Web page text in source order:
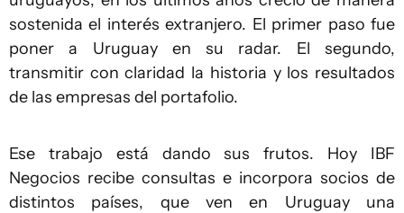
sostenida el interés extranjero. El primer paso fue
poner a Uruguay en su radar. El segundo,
transmitir con claridad la historia y los resultados
de las empresas del portafolio.
Ese trabajo está dando sus frutos. Hoy IBF
Negocios recibe consultas e incorpora socios de
distintos países, que ven en Uruguay una